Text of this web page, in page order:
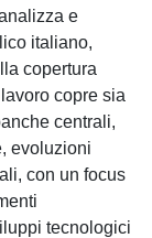
e
italiano,
copertura
copre sia
centrali,
evoluzioni
con un focus
tecnologici